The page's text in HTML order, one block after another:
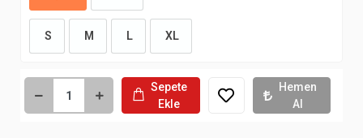
S M L XL
Sepete
Ekle
Hemen
Al